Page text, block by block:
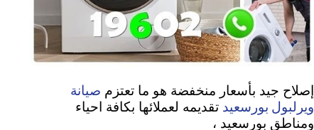
إصلاح جيد بأسعار منخفضة هو ما تعتزم صيانة
ويرلبول بورسعيد تقديمه لعملائها بكافة احياء
ومناطق بورسعيد ،